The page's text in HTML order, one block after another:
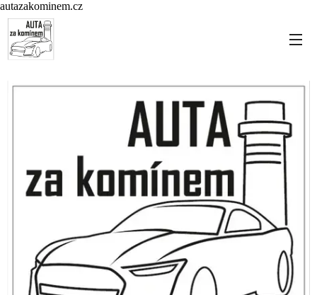
autazakominem.cz